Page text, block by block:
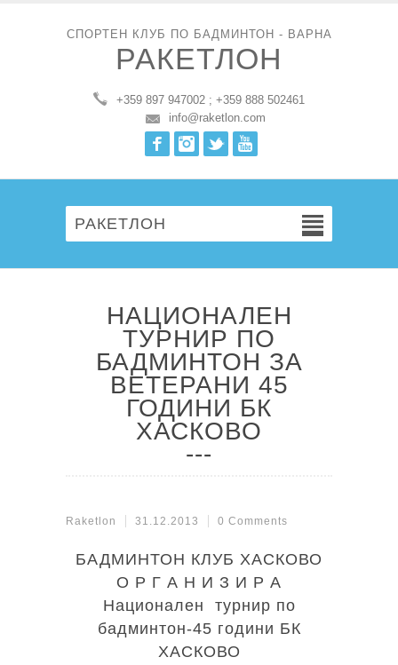
СПОРТЕН КЛУБ ПО БАДМИНТОН - ВАРНА
РАКЕТЛОН
+359 897 947002 ; +359 888 502461
info@raketlon.com
FacebookInstagram
Twitter
РАКЕТЛОН
НАЦИОНАЛЕН
ТУРНИР ПО
БАДМИНТОН ЗА
ВЕТЕРАНИ 45
ГОДИНИ БК
ХАСКОВО
Raketlon 31.12.2013 0 Comments
БАДМИНТОН КЛУБ ХАСКОВО
О Р Г А Н И З И Р А
Национален турнир по
бадминтон-45 години БК
ХАСКОВО